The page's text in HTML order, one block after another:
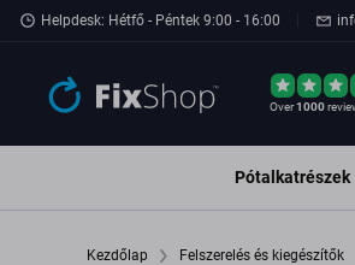
Ugrás az oldal fő részéhez
Helpdesk: Hétfő - Péntek 9:00 - 16:00
Over1000
Pótalkatrészek
Kezdőlap Felszerelés és kiegészítők